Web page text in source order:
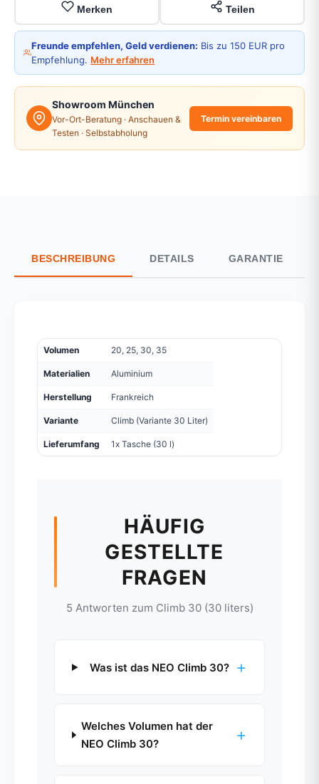
Merken Teilen
Freunde empfehlen, Geld verdienen: Bis zu 150 EUR pro
Empfehlung. Mehr erfahren
Showroom München
Vor-Ort-Beratung · Anschauen &
Testen · Selbstabholung
Termin vereinbaren
BESCHREIBUNG DETAILS GARANTIE
Volumen 20, 25, 30, 35
Materialien Aluminium
Herstellung Frankreich
Variante Climb (Variante 30 Liter)
Lieferumfang 1x Tasche (30 l)
HÄUFIG
GESTELLTE
FRAGEN
5 Antworten zum Climb 30 (30 liters)
Was ist das NEO Climb 30? +
Welches Volumen hat der
NEO Climb 30?
+